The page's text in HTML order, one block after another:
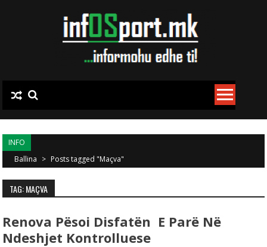
INFO
Ballina > Posts tagged "Maçva"
TAG: MAÇVA
Renova Pësoi Disfatën E Parë Në
Ndeshjet Kontrolluese